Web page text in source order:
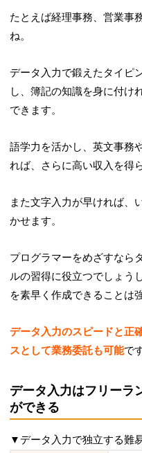
たとえば経理事務、営業事
ね。
データ入力で鍛えたタイピ
し、簿記の知識を身に付け
できます。
語学力を活かし、英文事務
れば、さらに高い収入を得
また文字入力が早ければ、
かせます。
プログラマーをめざすなら
ルの習得に役立つでしょう
を素早く作成できることは
データ入力のスピードと正
スとして業務委託も可能で
データ入力はフリーラ
ができる
▼データ入力で独立する難